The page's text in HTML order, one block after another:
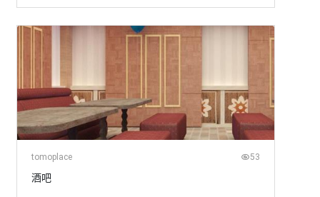
tomoplace 53
酒吧